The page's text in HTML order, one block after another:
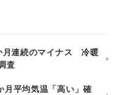
月連続のマイナス 冷暖
査
平均気温「高い」確